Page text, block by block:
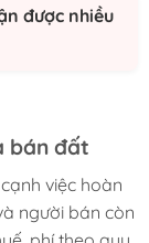
được nhiều
bán đất
việc hoàn
người bán còn